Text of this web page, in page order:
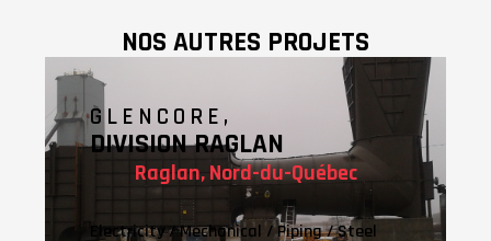
NOS AUTRES PROJETS
GLENCORE,
DIVISION RAGLAN
Raglan, Nord-du-Québec
Electricity/Mechanical/Piping/Steel